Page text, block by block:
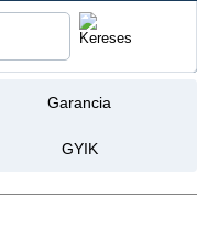
Garancia
GYIK